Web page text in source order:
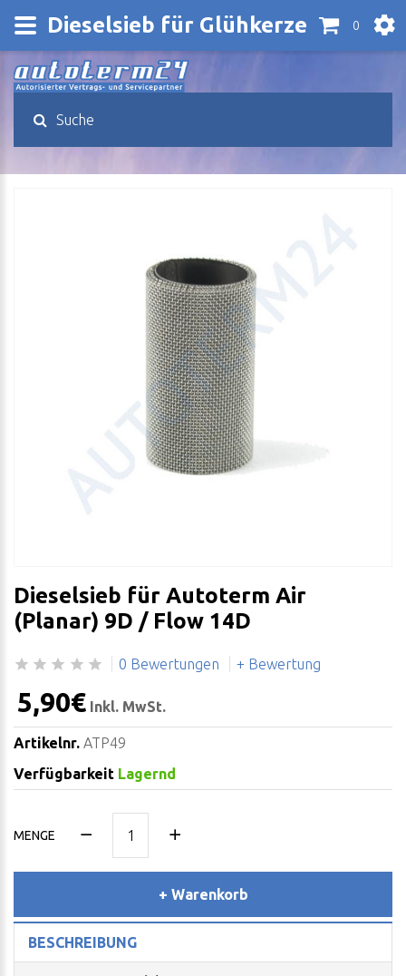
0
Dieselsieb für Autoterm Air
(Planar) 9D / Flow 14D
0 Bewertungen + Bewertung
5,90€ Inkl. MwSt.
Artikelnr. ATP49
Verfügbarkeit Lagernd
MENGE
+ Warenkorb
BESCHREIBUNG
Dieselsieb für Glühkerze